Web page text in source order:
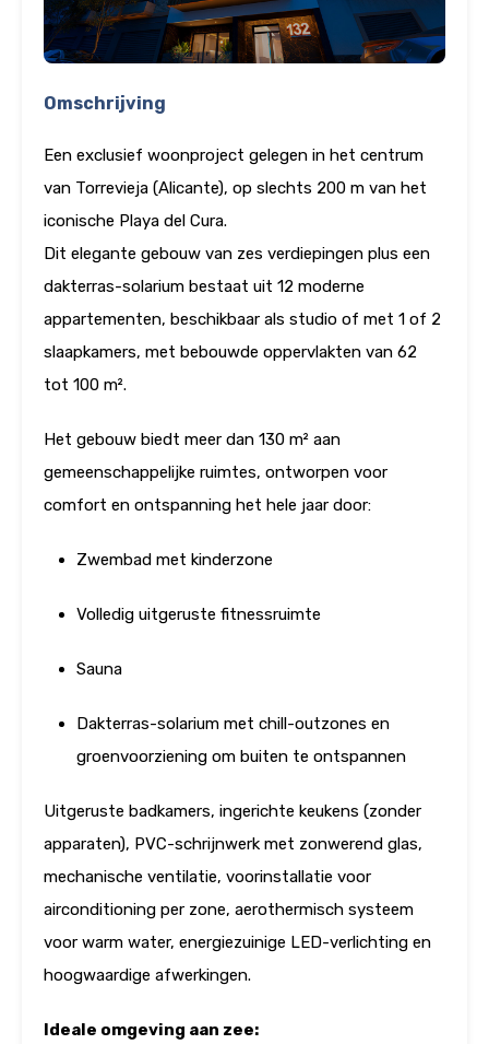
Omschrijving
Een exclusief woonproject gelegen in het centrum
van Torrevieja (Alicante), op slechts 200 m van het
iconische Playa del Cura.
Dit elegante gebouw van zes verdiepingen plus een
dakterras-solarium bestaat uit 12 moderne
appartementen, beschikbaar als studio of met 1 of 2
slaapkamers, met bebouwde oppervlakten van 62
tot 100 m².
Het gebouw biedt meer dan 130 m² aan
gemeenschappelijke ruimtes, ontworpen voor
comfort en ontspanning het hele jaar door:
Zwembad met kinderzone
Volledig uitgeruste fitnessruimte
Sauna
Dakterras-solarium met chill-outzones en
groenvoorziening om buiten te ontspannen
Uitgeruste badkamers, ingerichte keukens (zonder
apparaten), PVC-schrijnwerk met zonwerend glas,
mechanische ventilatie, voorinstallatie voor
airconditioning per zone, aerothermisch systeem
voor warm water, energiezuinige LED-verlichting en
hoogwaardige afwerkingen.
Ideale omgeving aan zee: